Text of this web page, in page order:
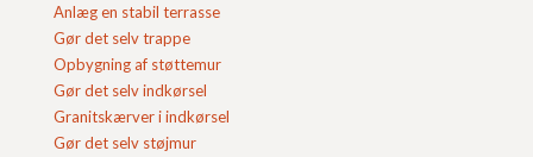
Anlæg en stabil terrasse
Gør det selv trappe
Opbygning af støttemur
Gør det selv indkørsel
Granitskærver i indkørsel
Gør det selv støjmur
Her kan du se en række medarbejdere fra
A/S, hvor de fortæller om og viser nogle af deres
arbejdsopgaver.
Flemming Drachmann Thomsen
Hans Juul Otte